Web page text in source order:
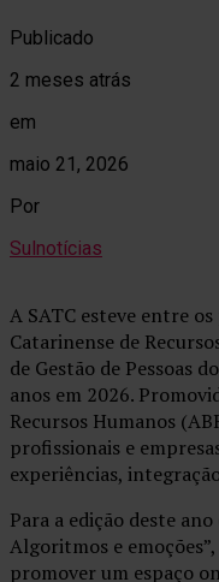
Publicado
2 meses atrás
em
maio 21, 2026
Por
Sulnotícias
A SATC esteve entre
Catarinense de
de Gestão de Pessoas
anos em 2026.
Recursos Humanos
profissionais e
experiências,
Para a edição deste
Algoritmos e
promover um espaço